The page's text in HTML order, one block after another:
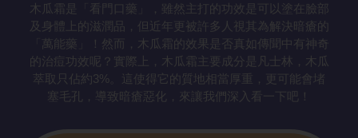
木瓜霜是「看門口藥」，雖然主打的功效是可以塗在臉部
及身體上的滋潤品，但近年更被許多人視其為解決暗瘡的
「萬能藥」！然而，木瓜霜的效果是否真如傳聞中有神奇
的治痘功效呢？實際上，木瓜霜主要成分是凡士林，木瓜
萃取只佔約3%。這使得它的質地相當厚重，更可能會堵
塞毛孔，導致暗瘡惡化，來讓我們深入看一下吧！